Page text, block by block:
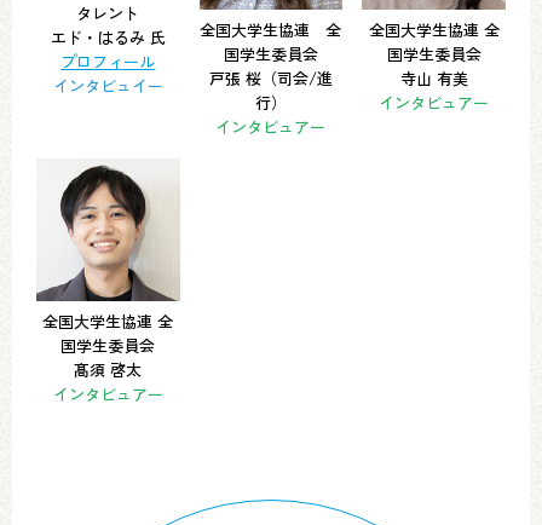
タレント
エド・はるみ 氏
プロフィール
インタビュイー
全国大学生協連 全
国学生委員会
戸張 桜（司会/進
行）
インタビュアー
全国大学生協連 全
国学生委員会
寺山 有美
インタビュアー
全国大学生協連 全
国学生委員会
髙須 啓太
インタビュアー